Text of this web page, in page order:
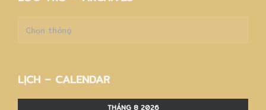
trữ
LỊCH – CALENDAR
THÁNG 8 2026